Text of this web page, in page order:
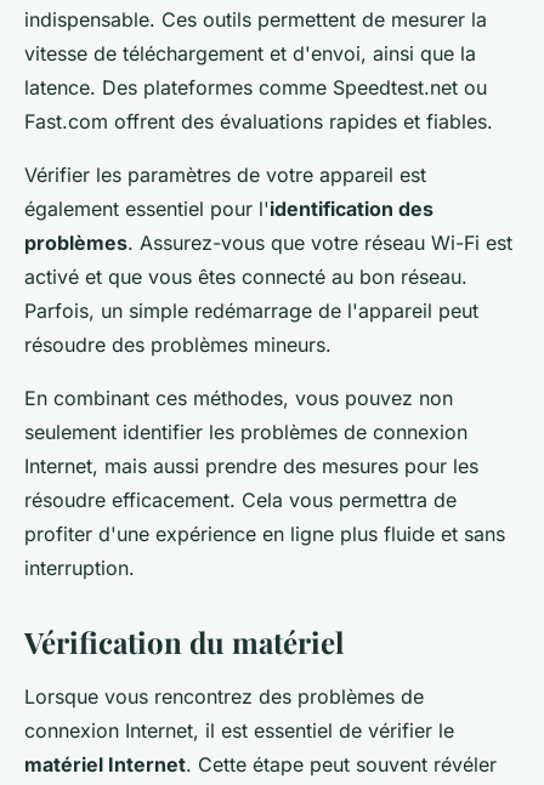
indispensable. Ces outils permettent de mesurer la
vitesse de téléchargement et d'envoi, ainsi que la
latence. Des plateformes comme Speedtest.net ou
Fast.com offrent des évaluations rapides et fiables.
Vérifier les paramètres de votre appareil est
également essentiel pour l'identification des
problèmes. Assurez-vous que votre réseau Wi-Fi est
activé et que vous êtes connecté au bon réseau.
Parfois, un simple redémarrage de l'appareil peut
résoudre des problèmes mineurs.
En combinant ces méthodes, vous pouvez non
seulement identifier les problèmes de connexion
Internet, mais aussi prendre des mesures pour les
résoudre efficacement. Cela vous permettra de
profiter d'une expérience en ligne plus fluide et sans
interruption.
Vérification du matériel
Lorsque vous rencontrez des problèmes de
connexion Internet, il est essentiel de vérifier le
matériel Internet. Cette étape peut souvent révéler